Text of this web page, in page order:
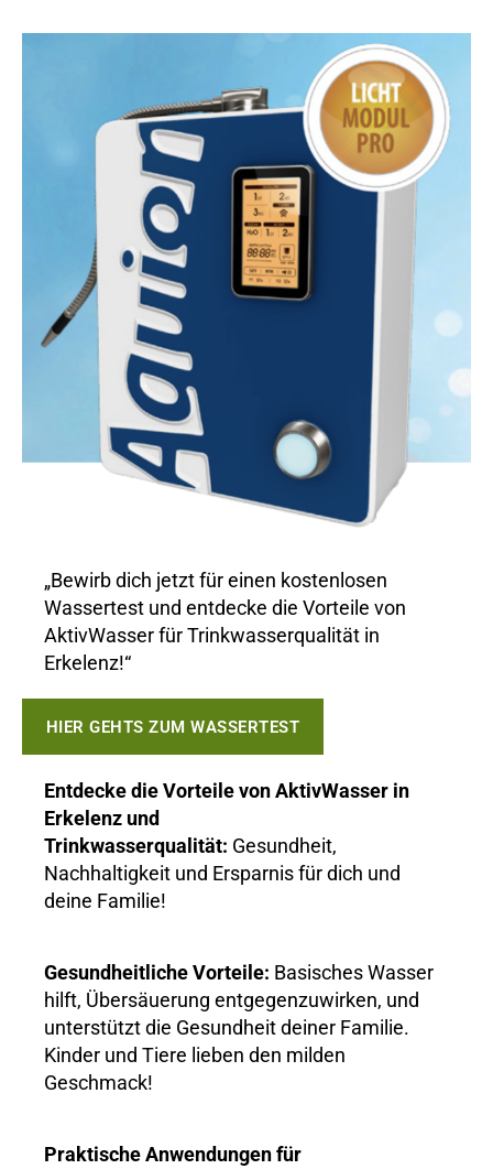
„Bewirb dich jetzt für einen kostenlosen
Wassertest und entdecke die Vorteile von
AktivWasser für Trinkwasserqualität in
Erkelenz!“
HIER GEHTS ZUM WASSERTEST
Entdecke die Vorteile von AktivWasser in
Erkelenz und
Trinkwasserqualität: Gesundheit,
Nachhaltigkeit und Ersparnis für dich und
deine Familie!
Gesundheitliche Vorteile: Basisches Wasser
hilft, Übersäuerung entgegenzuwirken, und
unterstützt die Gesundheit deiner Familie.
Kinder und Tiere lieben den milden
Geschmack!
Praktische Anwendungen für